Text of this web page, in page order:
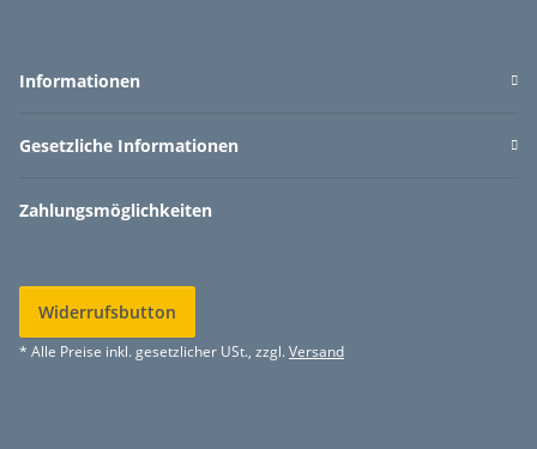
Informationen
Gesetzliche Informationen
Zahlungsmöglichkeiten
Widerrufsbutton
* Alle Preise inkl. gesetzlicher USt., zzgl.Versand